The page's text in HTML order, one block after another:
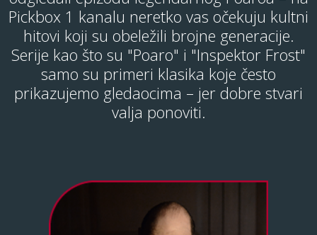
Pickbox 1 kanalu neretko vas očekuju kultni
hitovi koji su obeležili brojne generacije.
Serije kao što su "Poaro" i "Inspektor Frost"
samo su primeri klasika koje često
prikazujemo gledaocima – jer dobre stvari
valja ponoviti.